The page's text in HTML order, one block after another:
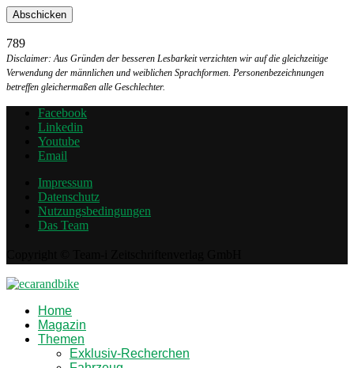
789
Disclaimer: Aus Gründen der besseren Lesbarkeit verzichten wir auf die gleichzeitige
Verwendung der männlichen und weiblichen Sprachformen. Personenbezeichnungen
betreffen gleichermaßen alle Geschlechter.
Facebook
Linkedin
Youtube
Email
Impressum
Datenschutz
Nutzungsbedingungen
Das Team
Home
Magazin
Themen
Exklusiv-Recherchen